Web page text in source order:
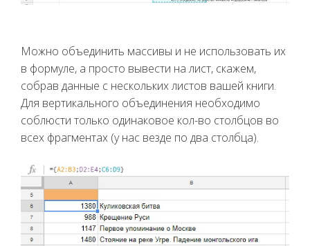
Можно объединить массивы и не использовать их
в формуле, а просто вывести на лист, скажем,
собрав данные с нескольких листов вашей книги.
Для вертикального объединения необходимо
соблюсти только одинаковое кол-во столбцов во
всех фрагментах (у нас везде по два столбца).